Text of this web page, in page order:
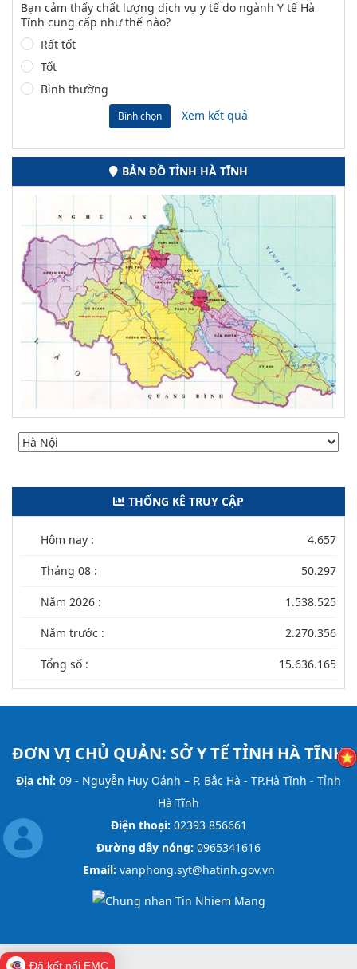
Bạn cảm thấy chất lượng dịch vụ y tế do ngành Y tế Hà
Tĩnh cung cấp như thế nào?
Rất tốt
Tốt
Bình thường
Bình chọn Xem kết quả
BẢN ĐỒ TỈNH HÀ TĨNH
THỐNG KÊ TRUY CẬP
Hôm nay : 4.657
Tháng 08 : 50.297
Năm 2026 : 1.538.525
Năm trước : 2.270.356
Tổng số : 15.636.165
ĐƠN VỊ CHỦ QUẢN: SỞ Y TẾ TỈNH HÀ TĨNH
Địa chỉ: 09 - Nguyễn Huy Oánh – P. Bắc Hà - TP.Hà Tĩnh - Tỉnh
Hà Tĩnh
Điện thoại: 02393 856661
Đường dây nóng: 0965341616
Email: vanphong.syt@hatinh.gov.vn
Đã kết nối EMC